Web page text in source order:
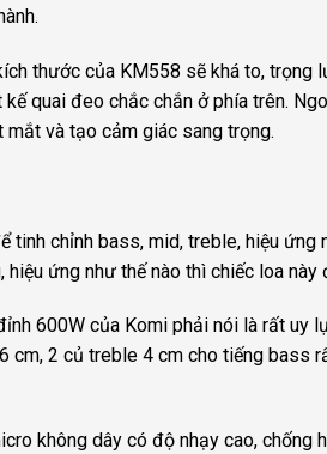
thước của KM558 sẽ khá to, trọng
quai đeo chắc chắn ở phía trên.
và tạo cảm giác sang trọng.
tinh chỉnh bass, mid, treble, hiệu
ứng như thế nào thì chiếc loa này
600W của Komi phải nói là rất uy
cm, 2 củ treble 4 cm cho tiếng bass
không dây có độ nhạy cao, chống